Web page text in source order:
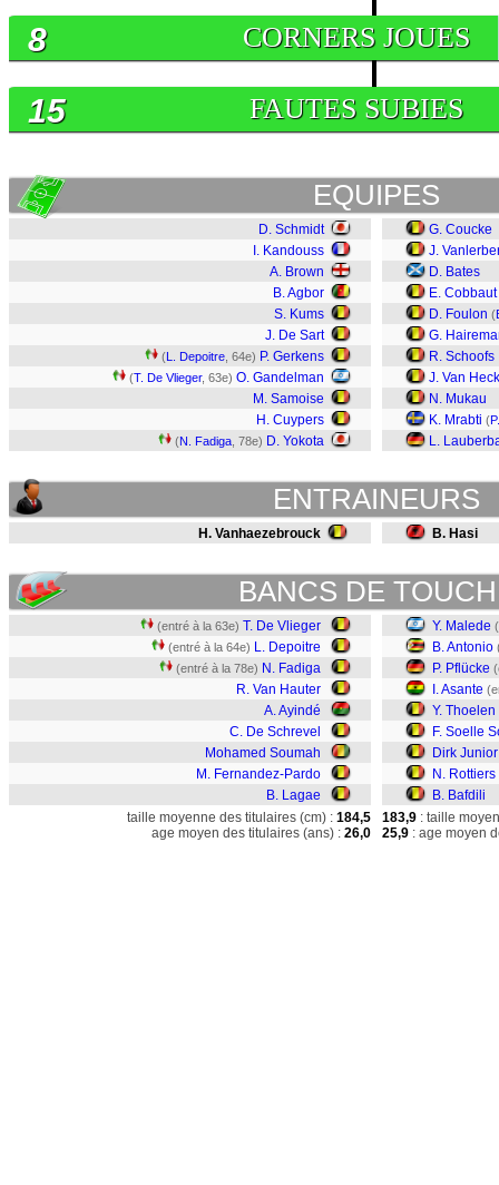
CORNERS JOUES
8
FAUTES SUBIES
15
EQUIPES
D. Schmidt
I. Kandouss
A. Brown
B. Agbor
S. Kums
J. De Sart
(L. Depoitre , 64e) P. Gerkens
(T. De Vlieger, 63e) O. Gandelman
M. Samoise
H. Cuypers
(N. Fadiga , 78e) D. Yokota
G. Coucke
J.
D. Bates
E. Cobbaut
D. Foulon (
G.
R. Schoofs
J. Van
N. Mukau
K. Mrabti (
L.
ENTRAINEURS
H. Vanhaezebrouck B. Hasi
BANCS DE
(entré à la 63e) T. De Vlieger
(entré à la 64e) L. Depoitre
(entré à la 78e) N. Fadiga
R. Van Hauter
A. Ayindé
C. De Schrevel
Mohamed Soumah
M. Fernandez-Pardo
B. Lagae
Y. Malede
B. Antonio
P. Pflücke
I. Asante
Y. Thoelen
F. Soelle
Dirk
N. Rottiers
B. Bafdili
taille moyenne des titulaires (cm) : 184,5
age moyen des titulaires (ans) : 26,0
183,9 : taille
25,9 : age moyen